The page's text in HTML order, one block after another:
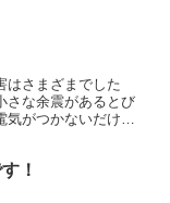
はさまざまでした
さな余震があるとび
がつかないだけで
！